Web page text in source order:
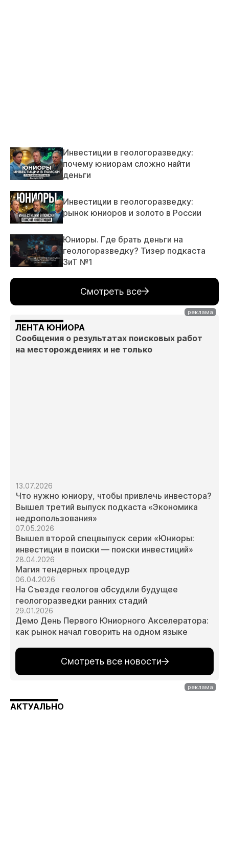
Инвестиции в геологоразведку:
почему юниорам сложно найти
деньги
Инвестиции в геологоразведку:
рынок юниоров и золото в России
Юниоры. Где брать деньги на
геологоразведку? Тизер подкаста
ЗиТ №1
Смотреть все
ЛЕНТА ЮНИОРА
Сообщения о результатах поисковых работ
на месторождениях и не только
13.07.2026
Что нужно юниору, чтобы привлечь инвестора?
Вышел третий выпуск подкаста «Экономика
недропользования»
07.05.2026
Вышел второй спецвыпуск серии «Юниоры:
инвестиции в поиски — поиски инвестиций»
28.04.2026
Магия тендерных процедур
06.04.2026
На Съезде геологов обсудили будущее
геологоразведки ранних стадий
29.01.2026
Демо День Первого Юниорного Акселератора:
как рынок начал говорить на одном языке
Смотреть все новости
АКТУАЛЬНО